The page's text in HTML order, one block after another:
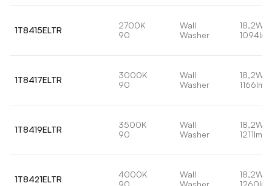
1T8415ELTR
2700K
90
Wall
Washer
18,2W
1094lm
1T8417ELTR
3000K
90
Wall
Washer
18,2W
1166lm
1T8419ELTR
3500K
90
Wall
Washer
18,2W
1211lm
1T8421ELTR
4000K
90
Wall
Washer
18,2W
1260lm